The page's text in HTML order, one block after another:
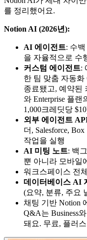
를 정리했어요.
Notion AI (2026년):
AI 에이전트: 수
을 자율적으로 수
커스텀 에이전트:
한 팀 맞춤 자동화
종료됐고, 예약된
와 Enterprise 플
1,000크레딧당
외부 에이전트
더, Salesforce,
작업을 실행
AI 미팅 노트: 백
뿐 아니라 모바일
워크스페이스 전
데이터베이스 AI
(요약, 분류, 주요
채팅 기반 Notion
Q&A는 Business
돼요. 무료, 플러